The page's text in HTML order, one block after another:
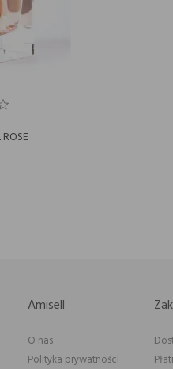
Amisell
O nas
Polityka prywatności